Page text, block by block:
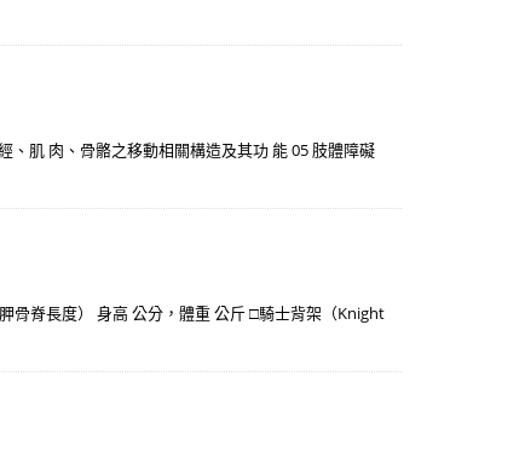
、肌 肉、骨骼之移動相關構造及其功 能 05 肢體障礙
骨脊長度） 身高 公分，體重 公斤 □騎士背架（Knight